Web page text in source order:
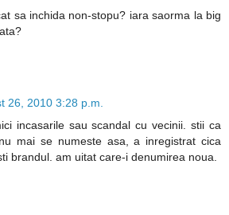
sa inchida non-stopu? iara saorma la big
26, 2010 3:28 p.m.
incasarile sau scandal cu vecinii. stii ca
mai se numeste asa, a inregistrat cica
brandul. am uitat care-i denumirea noua.